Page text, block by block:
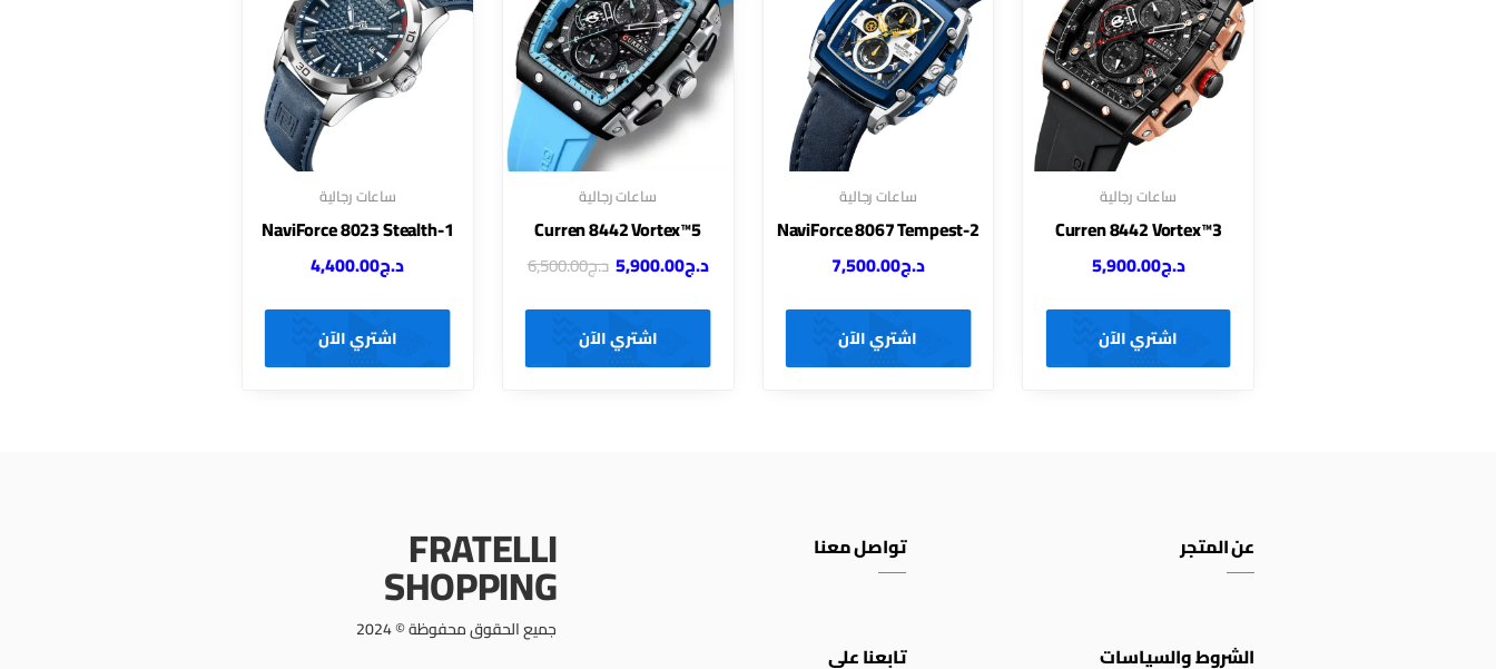
ساعات رجالية
Curren 8442 Vortex™3
د.ج5,900.00
اشتري الآن
ساعات رجالية
NaviForce 8067 Tempest-2
د.ج7,500.00
اشتري الآن
ساعات رجالية
Curren 8442 Vortex™5
د.ج5,900.00 د.ج6,500.00
اشتري الآن
ساعات رجالية
NaviForce 8023 Stealth-1
د.ج4,400.00
اشتري الآن
عن المتجر
الشروط والسياسات
تواصل معنا
تابعنا على
FRATELLI
SHOPPING
جميع الحقوق محفوظة © 2024